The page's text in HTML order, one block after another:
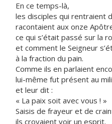
En ce temps-là,
les disciples qui rentraient
racontaient aux onze
ce qui s’était passé sur la
et comment le Seigneur
à la fraction du pain.
Comme ils en parlaient
lui-même fut présent au
et leur dit :
« La paix soit avec vous ! »
Saisis de frayeur et de
ils croyaient voir un esprit.